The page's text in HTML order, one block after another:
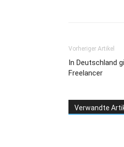
Vorheriger Artikel
In Deutschland
Freelancer
Verwandte